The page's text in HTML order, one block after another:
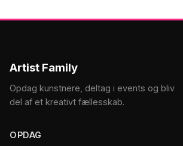
Artist Family
Opdag kunstnere, deltag i events og bliv
del af et kreativt fællesskab.
OPDAG